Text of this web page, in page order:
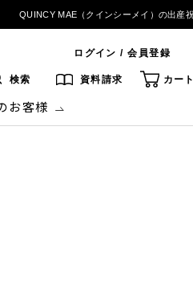
QUINCY MAE（クインシーメイ）の出産
ログイン / 会員登録
検索 資料請求 カート
お客様